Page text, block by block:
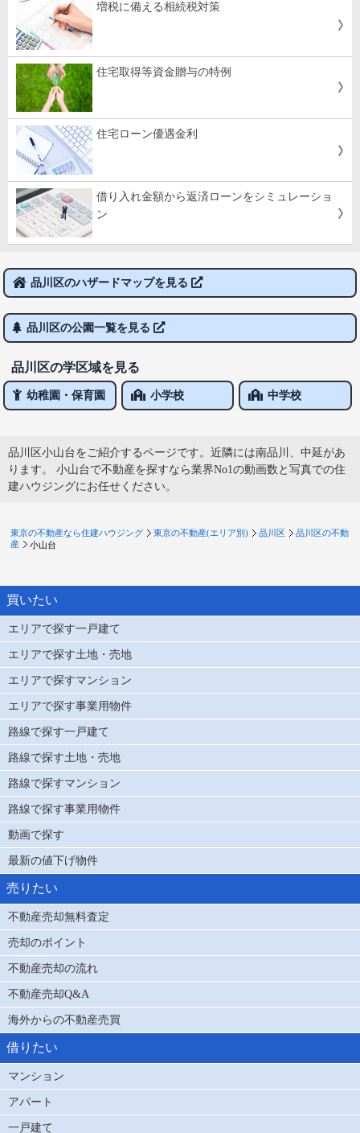
増税に備える相続税対策
住宅取得等資金贈与の特例
住宅ローン優遇金利
借り入れ金額から返済ローンをシミュレーショ
ン
品川区のハザードマップを見る
品川区の公園一覧を見る
品川区の学区域を見る
幼稚園・保育園 小学校 中学校
品川区小山台をご紹介するページです。近隣には南品川、中延があ
ります。 小山台で不動産を探すなら業界No1の動画数と写真での住
建ハウジングにお任せください。
東京の不動産なら住建ハウジング 東京の不動産(エリア別) 品川区
品川区の不動
産
小山台
買いたい
エリアで探す一戸建て
エリアで探す土地・売地
エリアで探すマンション
エリアで探す事業用物件
路線で探す一戸建て
路線で探す土地・売地
路線で探すマンション
路線で探す事業用物件
動画で探す
最新の値下げ物件
売りたい
不動産売却無料査定
売却のポイント
不動産売却の流れ
不動産売却Q&A
海外からの不動産売買
借りたい
マンション
アパート
一戸建て